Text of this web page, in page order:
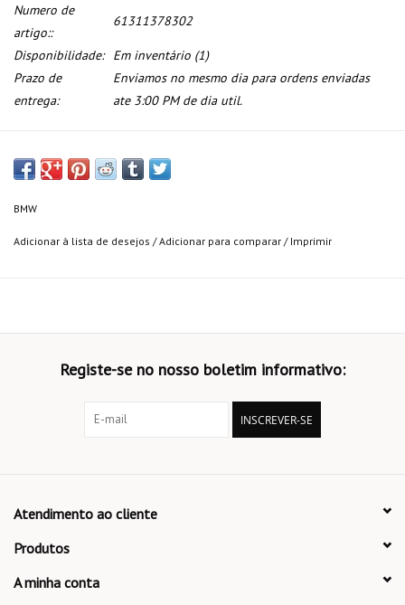
Numero de
artigo::
61311378302
Disponibilidade: Em inventário (1)
Prazo de
entrega:
Enviamos no mesmo dia para ordens enviadas
ate 3:00 PM de dia util.
BMW
Adicionar à lista de desejos /Adicionar para comparar / Imprimir
Registe-se no nosso boletim informativo:
INSCREVER-SE
Atendimento ao cliente
Produtos
A minha conta